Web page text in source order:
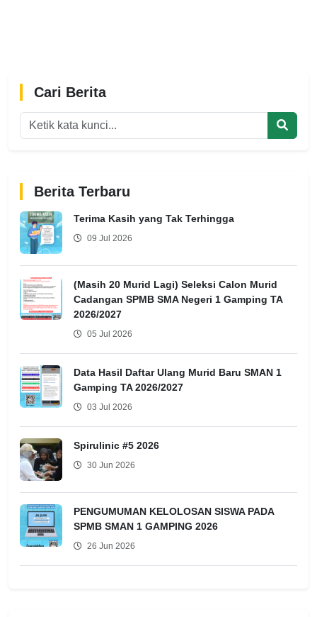
Cari Berita
Berita Terbaru
Terima Kasih yang Tak Terhingga
09 Jul 2026
(Masih 20 Murid Lagi) Seleksi Calon Murid
Cadangan SPMB SMA Negeri 1 Gamping TA
2026/2027
05 Jul 2026
Data Hasil Daftar Ulang Murid Baru SMAN 1
Gamping TA 2026/2027
03 Jul 2026
Spirulinic #5 2026
30 Jun 2026
PENGUMUMAN KELOLOSAN SISWA PADA
SPMB SMAN 1 GAMPING 2026
26 Jun 2026